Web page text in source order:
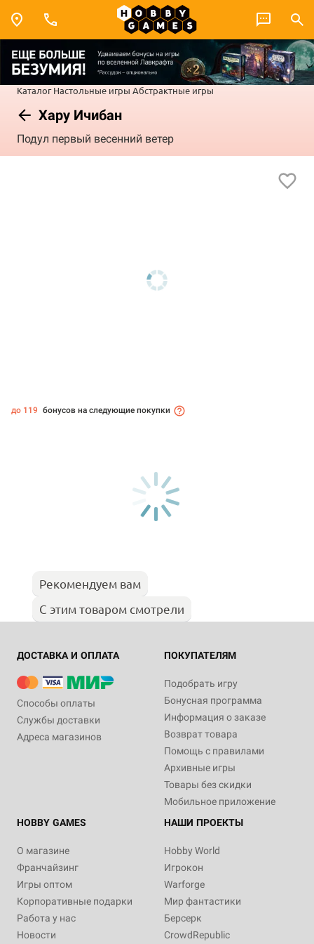
Каталог Настольные игры Абстрактные игры
Хару Ичибан
Подул первый весенний ветер
до 119 бонусов на следующие покупки
Рекомендуем вам
С этим товаром смотрели
ДОСТАВКА И ОПЛАТА
Способы оплаты
Службы доставки
Адреса магазинов
ПОКУПАТЕЛЯМ
Подобрать игру
Бонусная программа
Информация о заказе
Возврат товара
Помощь с правилами
Архивные игры
Товары без скидки
Мобильное приложение
HOBBY GAMES
О магазине
Франчайзинг
Игры оптом
Корпоративные подарки
Работа у нас
Новости
НАШИ ПРОЕКТЫ
Hobby World
Игрокон
Warforge
Мир фантастики
Берсерк
CrowdRepublic